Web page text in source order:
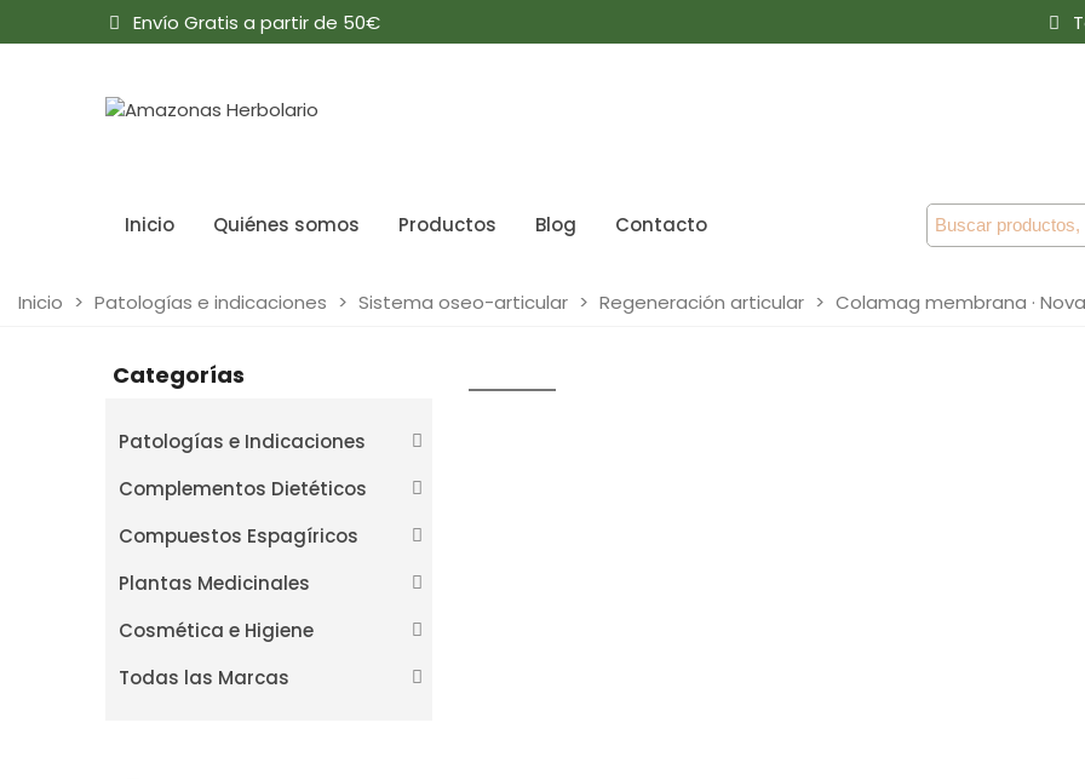
Envío Gratis a partir de 50€
Inicio Quiénes somos Productos Blog Contacto
Inicio > Patologías e indicaciones > Sistema oseo-articular > Regeneración articular > Colamag membrana ·
Categorías
Patologías e Indicaciones
Complementos Dietéticos
Compuestos Espagíricos
Plantas Medicinales
Cosmética e Higiene
Todas las Marcas